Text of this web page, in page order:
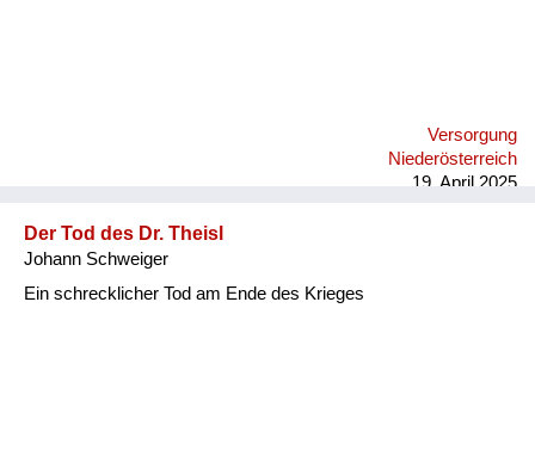
Versorgung
Niederösterreich
19. April 2025
Der Tod des Dr. Theisl
Johann Schweiger
Ein schrecklicher Tod am Ende des Krieges